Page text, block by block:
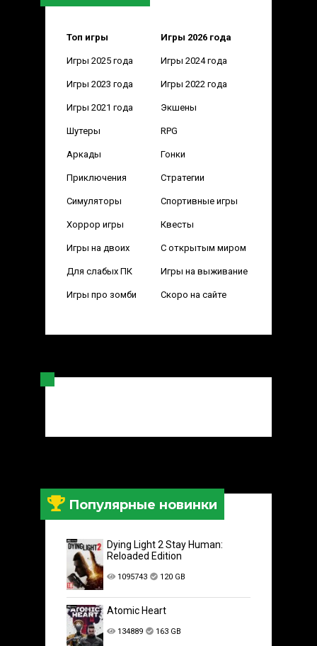
Топ игры Игры 2026 года
Игры 2025 года Игры 2024 года
Игры 2023 года Игры 2022 года
Игры 2021 года Экшены
Шутеры RPG
Аркады Гонки
Приключения Стратегии
Симуляторы Спортивные игры
Хоррор игры Квесты
Игры на двоих С открытым миром
Для слабых ПК Игры на выживание
Игры про зомби Скоро на сайте
Популярные новинки
Dying Light 2 Stay Human:
Reloaded Edition
1095743 120 GB
Atomic Heart
134889 163 GB